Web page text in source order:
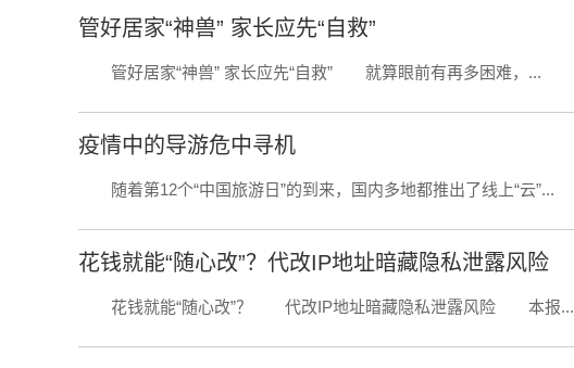
管好居家“神兽” 家长应先“自救”
管好居家“神兽” 家长应先“自救” 就算眼前有再多困难，...
疫情中的导游危中寻机
随着第12个“中国旅游日”的到来，国内多地都推出了线上“云”...
花钱就能“随心改”？代改IP地址暗藏隐私泄露风险
花钱就能“随心改”？ 代改IP地址暗藏隐私泄露风险 本报...